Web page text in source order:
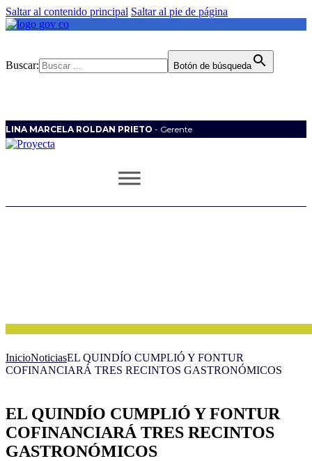
Saltar al contenido principal Saltar al pie de página
Buscar: Botón de búsqueda
LINA MARCELA ROLDAN PRIETO - Gerente
InicioNoticiasEL QUINDÍO CUMPLIÓ Y FONTUR
COFINANCIARÁ TRES RECINTOS GASTRONÓMICOS
EL QUINDÍO CUMPLIÓ Y FONTUR
COFINANCIARÁ TRES RECINTOS
GASTRONÓMICOS